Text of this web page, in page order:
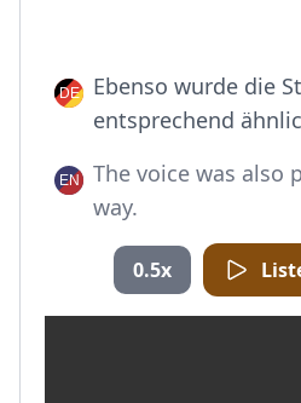
Ebenso wurde die
entsprechend
The voice was also
way.
0.5x